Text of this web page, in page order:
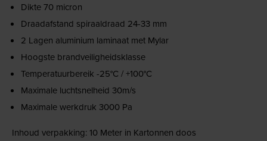
Dikte 70 micron
Draadafstand spiraaldraad 24-33 mm
2 Lagen aluminium laminaat met Mylar
Hoogste brandveiligheidsklasse
Temperatuurbereik -25°C / +100°C
Maximale luchtsnelheid 30m/s
Maximale werkdruk 3000 Pa
Inhoud verpakking: 10 Meter in Kartonnen doos